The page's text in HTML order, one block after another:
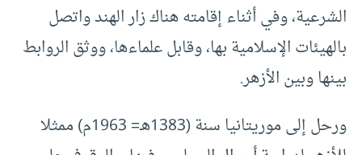
الشرعية، وفي أثناء إقامته هناك زار الهند واتصل
بالهيئات الإسلامية بها، وقابل علماءها، ووثق الروابط
بينها وبين الأزهر.
ورحل إلى موريتانيا سنة (1383هـ= 1963م) ممثلا